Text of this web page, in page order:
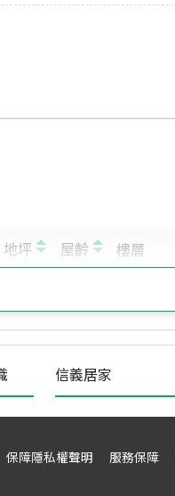
信義居家
保障隱私權聲明 服務保障